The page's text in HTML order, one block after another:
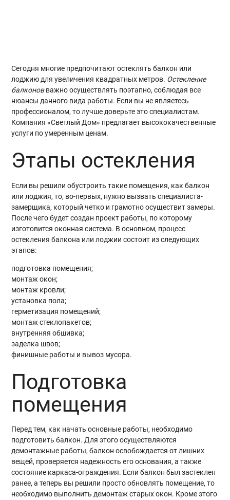
Сегодня многие предпочитают остеклять балкон или
лоджию для увеличения квадратных метров. Остекление
балконовважно осуществлять поэтапно, соблюдая все
нюансы данного вида работы. Если вы не являетесь
профессионалом, то лучше доверьте это специалистам.
Компания «Светлый Дом» предлагает высококачественные
услуги по умеренным ценам.
Этапы остекления
Если вы решили обустроить такие помещения, как балкон
или лоджия, то, во-первых, нужно вызвать специалиста-
замерщика, который четко и грамотно осуществит замеры.
После чего будет создан проект работы, по которому
изготовится оконная система. В основном, процесс
остекления балкона или лоджии состоит из следующих
этапов:
подготовка помещения;
монтаж окон;
монтаж кровли;
установка пола;
герметизация помещений;
монтаж стеклопакетов;
внутренняя обшивка;
заделка швов;
финишные работы и вывоз мусора.
Подготовка
помещения
Перед тем, как начать основные работы, необходимо
подготовить балкон. Для этого осуществляются
демонтажные работы, балкон освобождается от лишних
вещей, проверяется надежность его основания, а также
состояние каркаса-ограждения. Если балкон был застеклен
ранее, а теперь вы решили просто обновлять помещение, то
необходимо выполнить демонтаж старых окон. Кроме этого